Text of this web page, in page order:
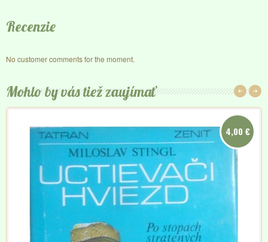
Recenzie
No customer comments for the moment.
Mohlo by vás tiež zaujímať
4,00 €